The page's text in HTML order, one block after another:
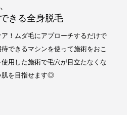
きる全身脱毛
！ムダ毛にアプローチするだけで
できるマシンを使って施術をおこ
用した施術で毛穴が目立たなくな
肌を目指せます◎